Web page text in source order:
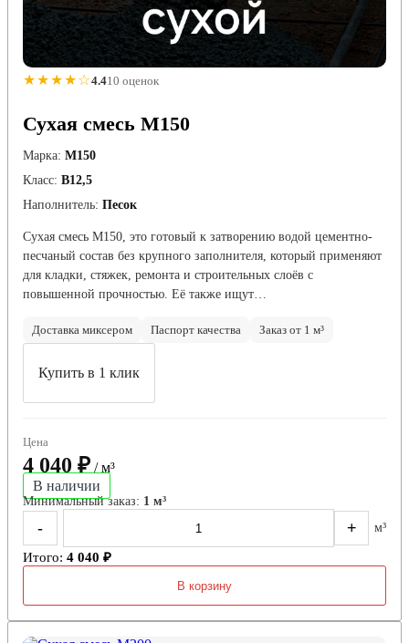
★★★★☆4.410 оценок
Сухая смесь М150
Марка: М150
Класс: В12,5
Наполнитель: Песок
Сухая смесь М150, это готовый к затворению водой цементно-
песчаный состав без крупного заполнителя, который применяют
для кладки, стяжек, ремонта и строительных слоёв с
повышенной прочностью. Её также ищут…
Доставка миксером Паспорт качества Заказ от 1 м³
Купить в 1 клик
Цена
4 040 ₽ / м³
В наличии
Минимальный заказ: 1 м³
- + м³
Итого: 4 040 ₽
В корзину